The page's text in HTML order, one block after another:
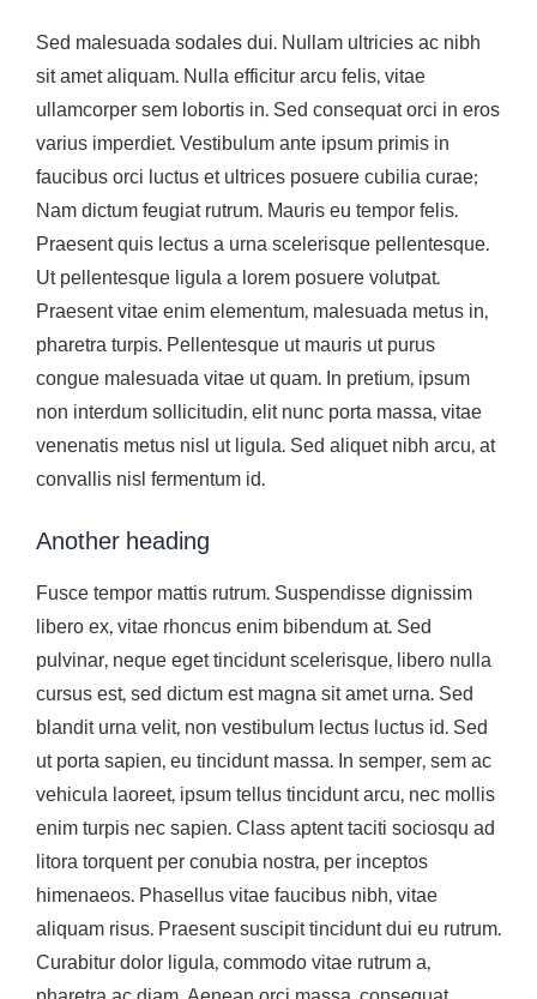
Sed malesuada sodales dui. Nullam ultricies ac nibh
sit amet aliquam. Nulla efficitur arcu felis, vitae
ullamcorper sem lobortis in. Sed consequat orci in eros
varius imperdiet. Vestibulum ante ipsum primis in
faucibus orci luctus et ultrices posuere cubilia curae;
Nam dictum feugiat rutrum. Mauris eu tempor felis.
Praesent quis lectus a urna scelerisque pellentesque.
Ut pellentesque ligula a lorem posuere volutpat.
Praesent vitae enim elementum, malesuada metus in,
pharetra turpis. Pellentesque ut mauris ut purus
congue malesuada vitae ut quam. In pretium, ipsum
non interdum sollicitudin, elit nunc porta massa, vitae
venenatis metus nisl ut ligula. Sed aliquet nibh arcu, at
convallis nisl fermentum id.
Another heading
Fusce tempor mattis rutrum. Suspendisse dignissim
libero ex, vitae rhoncus enim bibendum at. Sed
pulvinar, neque eget tincidunt scelerisque, libero nulla
cursus est, sed dictum est magna sit amet urna. Sed
blandit urna velit, non vestibulum lectus luctus id. Sed
ut porta sapien, eu tincidunt massa. In semper, sem ac
vehicula laoreet, ipsum tellus tincidunt arcu, nec mollis
enim turpis nec sapien. Class aptent taciti sociosqu ad
litora torquent per conubia nostra, per inceptos
himenaeos. Phasellus vitae faucibus nibh, vitae
aliquam risus. Praesent suscipit tincidunt dui eu rutrum.
Curabitur dolor ligula, commodo vitae rutrum a,